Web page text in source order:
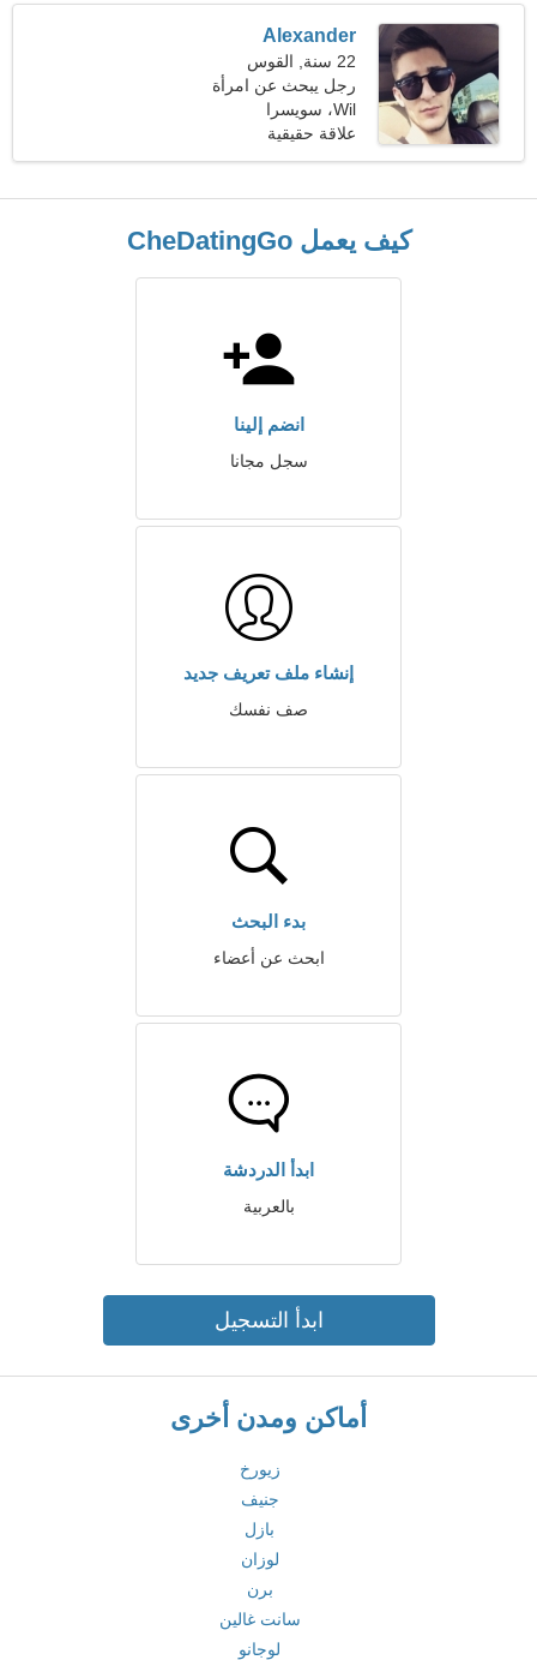
Alexander
22 سنة, القوس
رجل يبحث عن امرأة
Wil، سويسرا
علاقة حقيقية
كيف يعمل CheDatingGo
انضم إلينا
سجل مجانا
إنشاء ملف تعريف جديد
صف نفسك
بدء البحث
ابحث عن أعضاء
ابدأ الدردشة
بالعربية
ابدأ التسجيل
أماكن ومدن أخرى
زيورخ
جنيف
بازل
لوزان
برن
سانت غالين
لوجانو